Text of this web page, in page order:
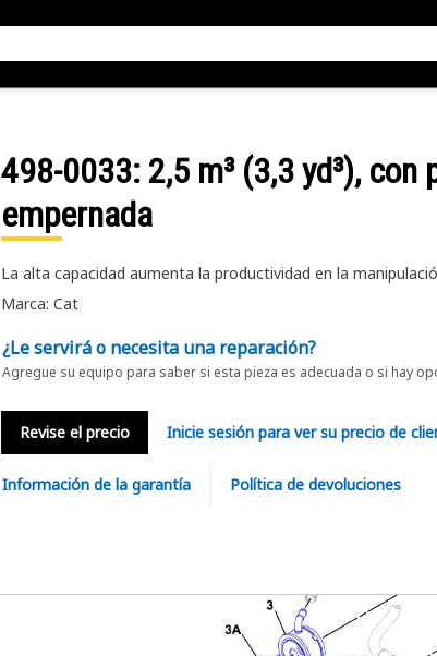
498-0033: 2,5 m³ (3,3 yd³), con
empernada
La alta capacidad aumenta la productividad en la
Marca: Cat
¿Le servirá o necesita una reparación?
Agregue su equipo para saber si esta pieza es adecuada o si hay
Revise el precio Inicie sesión para ver su precio de
Información de la garantía Política de devoluciones